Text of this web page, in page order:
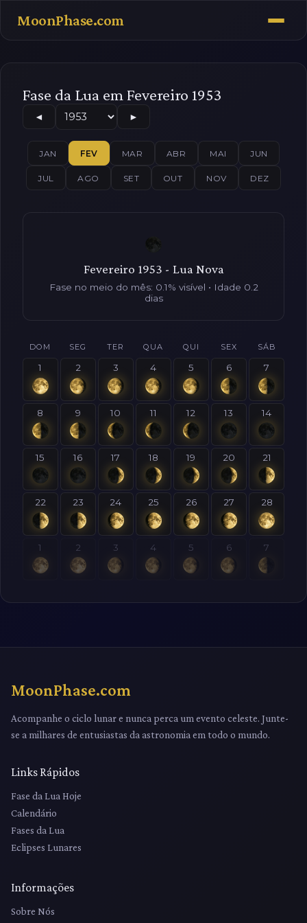
MoonPhase.com
Fase da Lua em Fevereiro 1953
◄ ►
JAN FEV MAR ABR MAI JUN
JUL AGO SET OUT NOV DEZ
Fevereiro 1953 - Lua Nova
Fase no meio do mês: 0.1% visível • Idade 0.2
dias
DOM SEG TER QUA QUI SEX SÁB
1 2 3 4 5 6 7
8 9 10 11 12 13 14
15 16 17 18 19 20 21
22 23 24 25 26 27 28
1 2 3 4 5 6 7
MoonPhase.com
Acompanhe o ciclo lunar e nunca perca um evento celeste. Junte-
se a milhares de entusiastas da astronomia em todo o mundo.
Links Rápidos
Fase da Lua Hoje
Calendário
Fases da Lua
Eclipses Lunares
Informações
Sobre Nós